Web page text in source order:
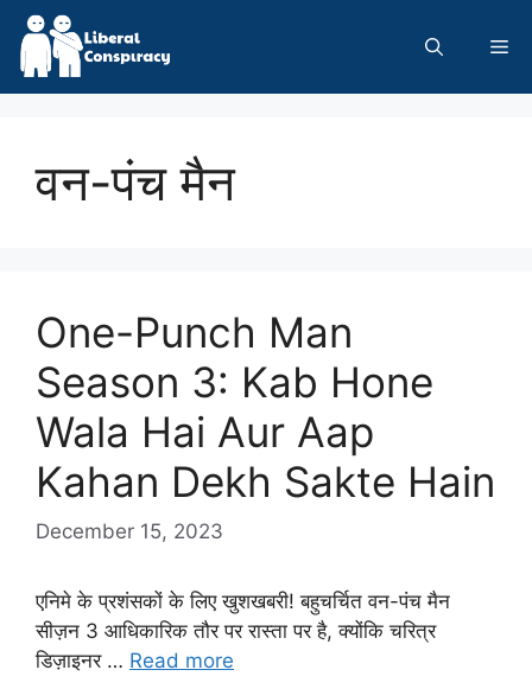
Skip
content
वन-पंच मैन
One-Punch Man
Season 3: Kab Hone
Wala Hai Aur Aap
Kahan Dekh Sakte Hain
December 15, 2023
एनिमे के प्रशंसकों के लिए खुशखबरी! बहुचर्चित वन-पंच मैन
सीज़न 3 आधिकारिक तौर पर रास्ता पर है, क्योंकि चरित्र
डिज़ाइनर … Read more